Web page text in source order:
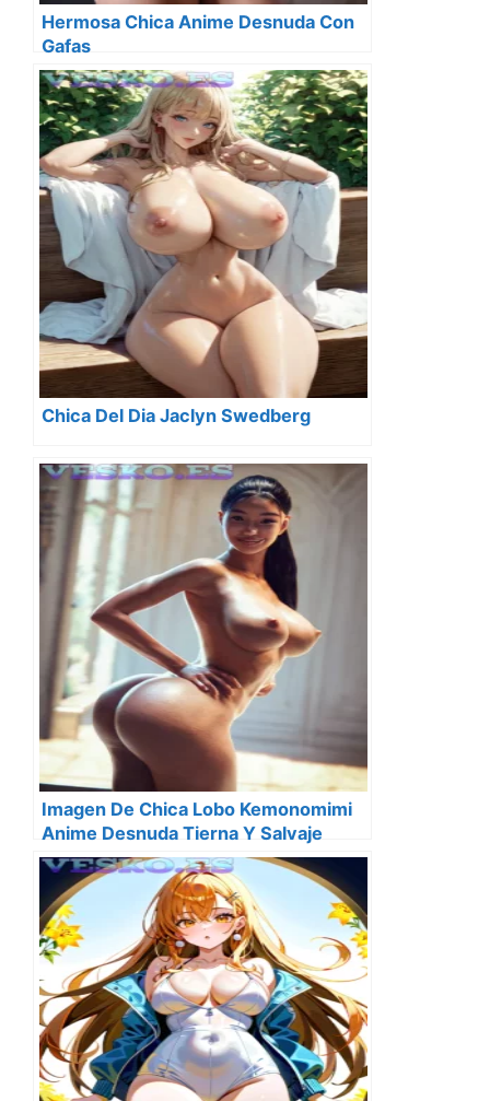
Hermosa Chica Anime Desnuda Con
Gafas
Chica Del Dia Jaclyn Swedberg
Imagen De Chica Lobo Kemonomimi
Anime Desnuda Tierna Y Salvaje